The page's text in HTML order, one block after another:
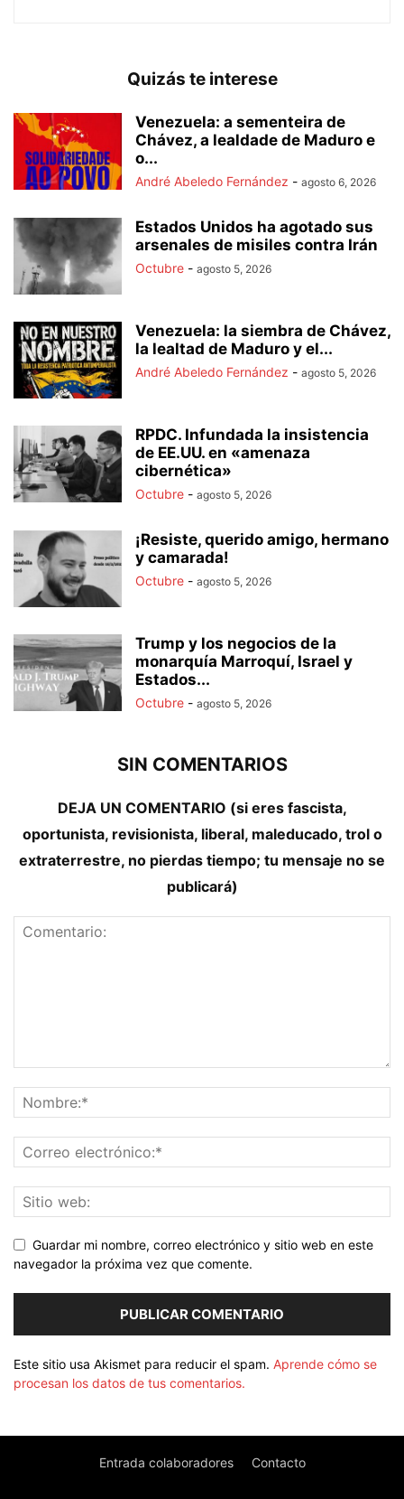
Quizás te interese
Venezuela: a sementeira de
Chávez, a lealdade de Maduro e
o...
André Abeledo Fernández - agosto 6, 2026
Estados Unidos ha agotado sus
arsenales de misiles contra Irán
Octubre - agosto 5, 2026
Venezuela: la siembra de Chávez,
la lealtad de Maduro y el...
André Abeledo Fernández - agosto 5, 2026
RPDC. Infundada la insistencia
de EE.UU. en «amenaza
cibernética»
Octubre - agosto 5, 2026
¡Resiste, querido amigo, hermano
y camarada!
Octubre - agosto 5, 2026
Trump y los negocios de la
monarquía Marroquí, Israel y
Estados...
Octubre - agosto 5, 2026
SIN COMENTARIOS
DEJA UN COMENTARIO (si eres fascista,
oportunista, revisionista, liberal, maleducado, trol o
extraterrestre, no pierdas tiempo; tu mensaje no se
publicará)
Guardar mi nombre, correo electrónico y sitio web en este
navegador la próxima vez que comente.
Este sitio usa Akismet para reducir el spam. Aprende cómo se
procesan los datos de tus comentarios.
Entrada colaboradores Contacto